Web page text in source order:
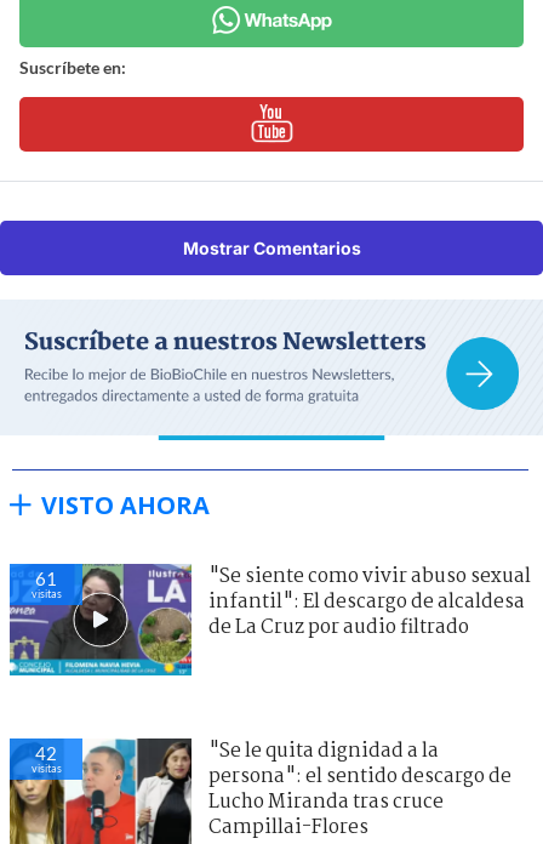
Suscríbete en:
Mostrar Comentarios
VISTO AHORA
61
visitas
"Se siente como vivir abuso sexual
infantil": El descargo de alcaldesa
de La Cruz por audio filtrado
42
visitas
"Se le quita dignidad a la
persona": el sentido descargo de
Lucho Miranda tras cruce
Campillai-Flores